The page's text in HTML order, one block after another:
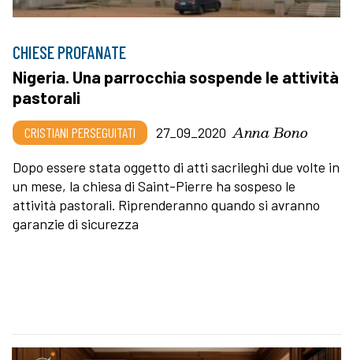
CHIESE PROFANATE
Nigeria. Una parrocchia sospende le attività
pastorali
CRISTIANI PERSEGUITATI 27_09_2020 Anna Bono
Dopo essere stata oggetto di atti sacrileghi due volte in
un mese, la chiesa di Saint-Pierre ha sospeso le
attività pastorali. Riprenderanno quando si avranno
garanzie di sicurezza